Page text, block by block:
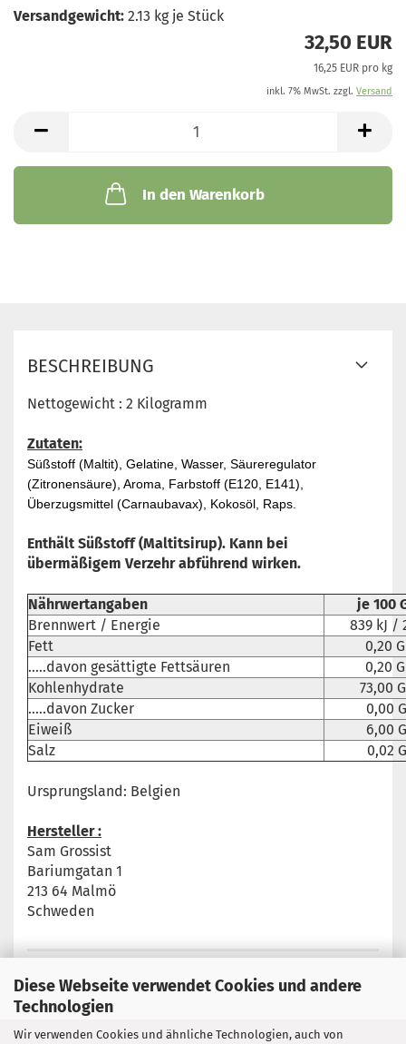
Diese Webseite verwendet Cookies und andere
Technologien
Wir verwenden Cookies und ähnliche Technologien, auch von
Versandgewicht: 2.13 kg je Stück
32,50 EUR
16,25 EUR pro kg
inkl. 7% MwSt. zzgl. Versand
In den Warenkorb
BESCHREIBUNG
Nettogewicht : 2 Kilogramm
Zutaten:
Süßstoff (Maltit), Gelatine, Wasser, Säureregulator
(Zitronensäure), Aroma, Farbstoff (E120, E141),
Überzugsmittel (Carnaubavax), Kokosöl, Raps.
Enthält Süßstoff (Maltitsirup). Kann bei
übermäßigem Verzehr abführend wirken.
Nährwertangaben
je 100
Brennwert / Energie
839 kJ /
Fett
0,20
.....davon gesättigte Fettsäuren
0,20
Kohlenhydrate
73,00
.....davon Zucker
0,00
Eiweiß
6,00
Salz
0,02
Ursprungsland: Belgien
Hersteller :
Sam Grossist
Bariumgatan 1
213 64 Malmö
Schweden